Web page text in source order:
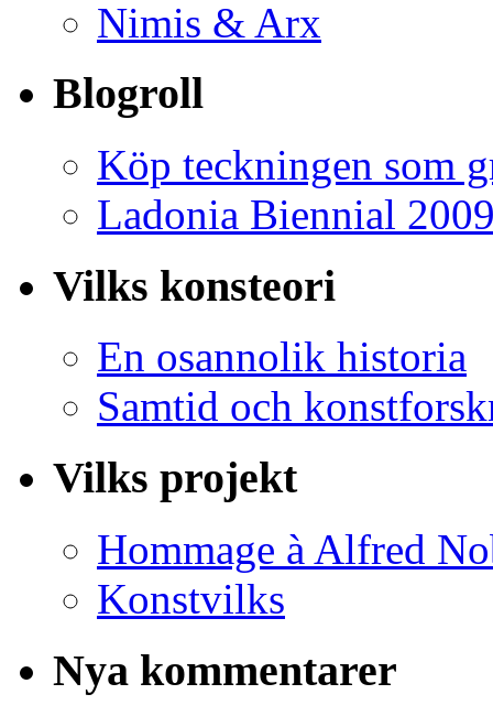
Nimis & Arx
Blogroll
Köp teckningen som
Ladonia Biennial
Vilks konsteori
En osannolik historia
Samtid och
Vilks projekt
Hommage à Alfred
Konstvilks
Nya kommentarer